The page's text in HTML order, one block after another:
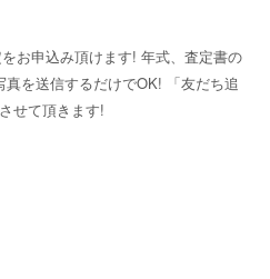
お申込み頂けます! 年式、査定書の
を送信するだけでOK! 「友だち追
せて頂きます!